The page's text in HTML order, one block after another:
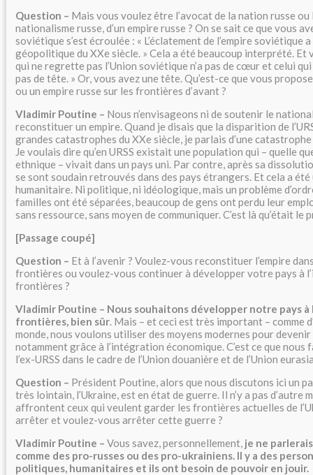
Question – Mais vous voulez être l’avocat de la nation russe ou
nationalisme russe, d’un empire russe ? On se sait ce que vous
soviétique s’est écroulée : « L’éclatement de l’empire soviétique
géopolitique du XXe siècle. » Cela a été beaucoup interprété. Et
qui ne regrette pas l’Union soviétique n’a pas de cœur et celui
pas de tête. » Or, vous avez une tête. Qu’est-ce que vous
ou un empire russe sur les frontières d’avant ?
Vladimir Poutine – Nous n’envisageons ni de soutenir le
reconstituer un empire. Quand je disais que la disparition de
grandes catastrophes du XXe siècle, je parlais d’une
Je voulais dire qu’en URSS existait une population qui – quelle
ethnique – vivait dans un pays uni. Par contre, après sa
se sont soudain retrouvés dans des pays étrangers. Et cela a
humanitaire. Ni politique, ni idéologique, mais un problème
familles ont été séparées, beaucoup de gens ont perdu leur
sans ressource, sans moyen de communiquer. C’est là qu’était le
[Passage coupé]
Question – Et à l’avenir ? Voulez-vous reconstituer l’empire
frontières ou voulez-vous continuer à développer votre pays à
frontières ?
Vladimir Poutine – Nous souhaitons développer notre pays à
frontières, bien sûr. Mais – et ceci est très important – comme
monde, nous voulons utiliser des moyens modernes pour
notamment grâce à l’intégration économique. C’est ce que nous
l’ex-URSS dans le cadre de l’Union douanière et de l’Union
Question – Président Poutine, alors que nous discutons ici un
très lointain, l’Ukraine, est en état de guerre. Il n’y a pas d’autre
affrontent ceux qui veulent garder les frontières actuelles de
arrêter et voulez-vous arrêter cette guerre ?
Vladimir Poutine – Vous savez, personnellement, je ne
comme des pro-russes ou des pro-ukrainiens. Il y a des
politiques, humanitaires et ils ont besoin de pouvoir en jouir.